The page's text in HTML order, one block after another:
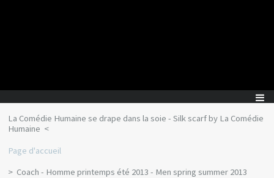
La Comédie Humaine se drape dans la soie - Silk scarf by La Comédie
Humaine
Page d'accueil
Coach - Homme printemps été 2013 - Men spring summer 2013